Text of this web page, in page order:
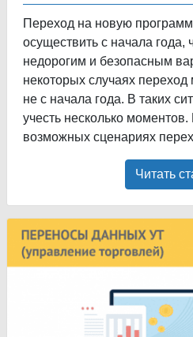
Переход на новую
осуществить с начала года,
недорогим и безопасным
некоторых случаях переход
не с начала года. В таких
учесть несколько
возможных сценариях
Читать